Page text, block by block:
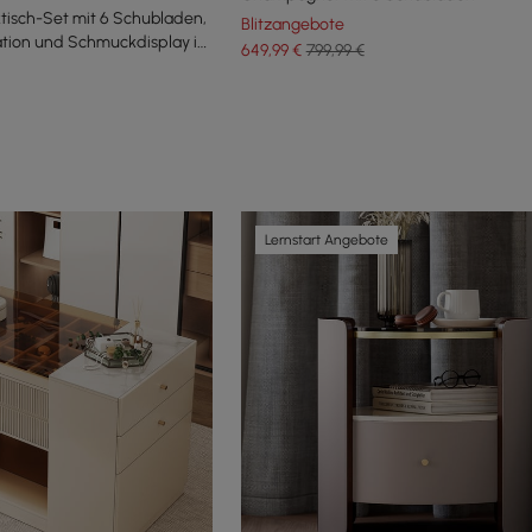
Set mit 6 Schubladen,
und Schmuckdisplay in
Blitzangebote
649,99€ 799,99 €
Lernstart Angebote